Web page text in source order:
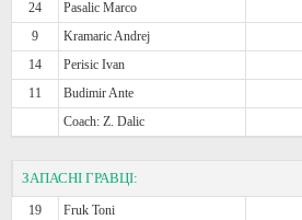
24
Pasalic Marco
9
Kramaric Andrej
14
Perisic Ivan
11
Budimir Ante
Coach: Z. Dalic
ЗАПАСНІ ГРАВЦІ:
19 Fruk Toni